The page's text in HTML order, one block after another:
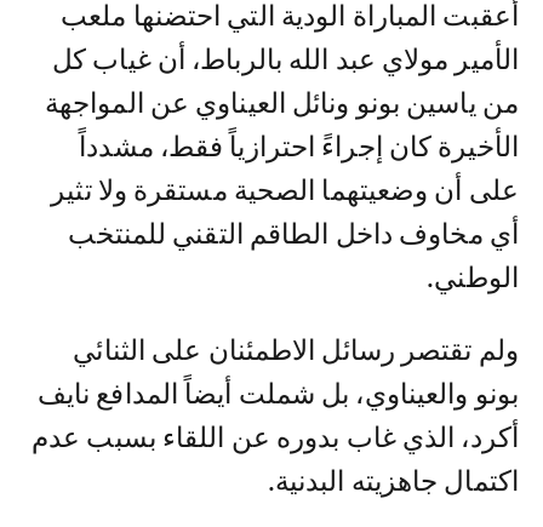
أعقبت المباراة الودية التي احتضنها ملعب
الأمير مولاي عبد الله بالرباط، أن غياب كل
من ياسين بونو ونائل العيناوي عن المواجهة
الأخيرة كان إجراءً احترازياً فقط، مشدداً
على أن وضعيتهما الصحية مستقرة ولا تثير
أي مخاوف داخل الطاقم التقني للمنتخب
الوطني.
ولم تقتصر رسائل الاطمئنان على الثنائي
بونو والعيناوي، بل شملت أيضاً المدافع نايف
أكرد، الذي غاب بدوره عن اللقاء بسبب عدم
اكتمال جاهزيته البدنية.